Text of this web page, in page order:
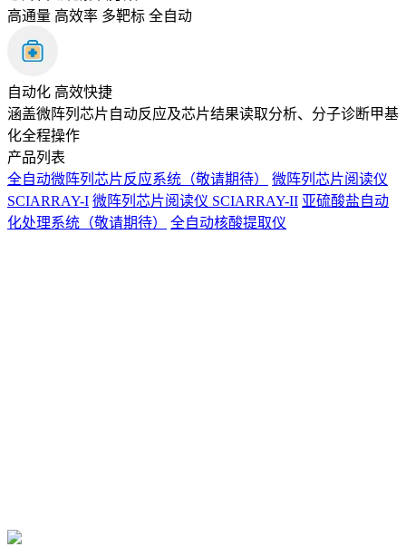
高通量 高效率 多靶标 全自动
自动化 高效快捷
涵盖微阵列芯片自动反应及芯片结果读取分析、分子诊断甲基
化全程操作
产品列表
全自动微阵列芯片反应系统（敬请期待）
微阵列芯片阅读仪
SCIARRAY-I 微阵列芯片阅读仪 SCIARRAY-II 亚硫酸盐自动
化处理系统（敬请期待）
全自动核酸提取仪